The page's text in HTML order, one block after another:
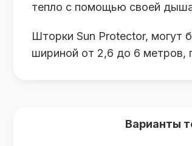
тепло с помощью своей
Шторки Sun Protector, могут
шириной от 2,6 до 6 метров,
Варианты